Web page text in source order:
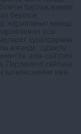
барлық азамат
берілсе,
жарияланып келеді.
осы
құралдарына
алғанда, сұрақты
weв-сайтпен
Парламент сайтына
көзі